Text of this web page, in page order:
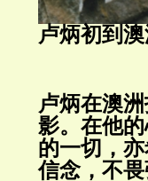
卢炳初到
卢炳在澳
影。在他
的一切，
信念，不